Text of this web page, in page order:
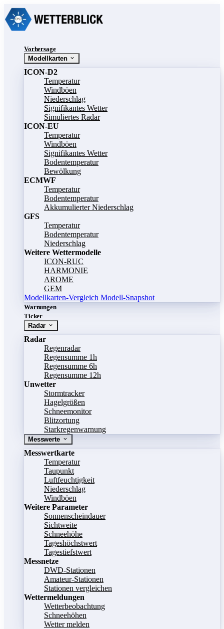
Vorhersage
Modellkarten
ICON-D2
Temperatur
Windböen
Niederschlag
Signifikantes Wetter
Simuliertes Radar
ICON-EU
Temperatur
Windböen
Signifikantes Wetter
Bodentemperatur
Bewölkung
ECMWF
Temperatur
Bodentemperatur
Akkumulierter Niederschlag
GFS
Temperatur
Bodentemperatur
Niederschlag
Weitere Wettermodelle
ICON-RUC
HARMONIE
AROME
GEM
Modellkarten-Vergleich Modell-Snapshot
Warnungen
Ticker
Radar
Radar
Regenradar
Regensumme 1h
Regensumme 6h
Regensumme 12h
Unwetter
Stormtracker
Hagelgrößen
Schneemonitor
Blitzortung
Starkregenwarnung
Messwerte
Messwertkarte
Temperatur
Taupunkt
Luftfeuchtigkeit
Niederschlag
Windböen
Weitere Parameter
Sonnenscheindauer
Sichtweite
Schneehöhe
Tageshöchstwert
Tagestiefstwert
Messnetze
DWD-Stationen
Amateur-Stationen
Stationen vergleichen
Wettermeldungen
Wetterbeobachtung
Schneehöhen
Wetter melden